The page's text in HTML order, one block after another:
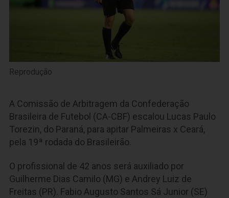
Reprodução
A Comissão de Arbitragem da Confederação
Brasileira de Futebol (CA-CBF) escalou Lucas Paulo
Torezin, do Paraná, para apitar Palmeiras x Ceará,
pela 19ª rodada do Brasileirão.
O profissional de 42 anos será auxiliado por
Guilherme Dias Camilo (MG) e Andrey Luiz de
Freitas (PR). Fabio Augusto Santos Sá Junior (SE)